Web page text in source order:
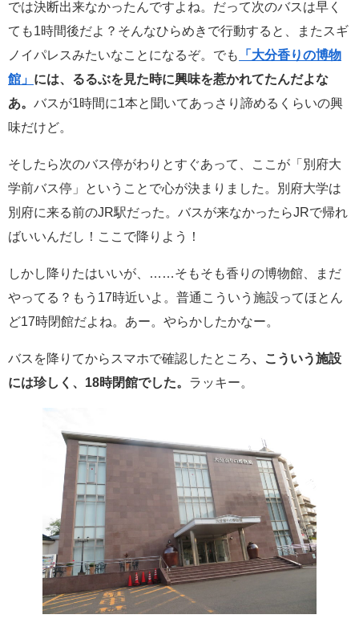
では決断出来なかったんですよね。だって次のバスは早く
ても1時間後だよ？そんなひらめきで行動すると、またスギ
ノイパレスみたいなことになるぞ。でも
「大分香りの博物
館」 には、るるぶを見た時に興味を惹かれてたんだよな
あ。 バスが1時間に1本と聞いてあっさり諦めるくらいの興
味だけど。
そしたら次のバス停がわりとすぐあって、ここが「別府大
学前バス停」ということで心が決まりました。別府大学は
別府に来る前のJR駅だった。バスが来なかったらJRで帰れ
ばいいんだし！ここで降りよう！
しかし降りたはいいが、……そもそも香りの博物館、まだ
やってる？もう17時近いよ。普通こういう施設ってほとん
ど17時閉館だよね。あー。やらかしたかなー。
バスを降りてからスマホで確認したところ、こういう施設
には珍しく、18時閉館でした。 ラッキー。